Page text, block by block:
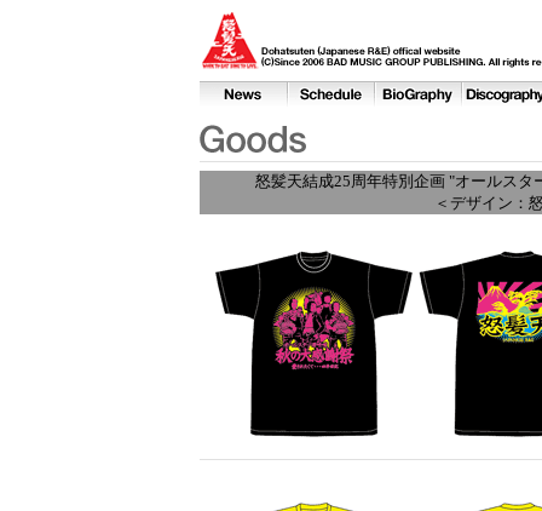
怒髪天結成25周年特別企画 "オールス
＜デザイン：